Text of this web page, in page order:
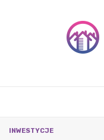
INWESTYCJE